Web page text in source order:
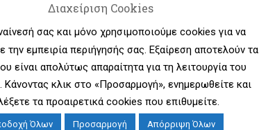
του λογισμικού τηε νέας ΕΒΔΑΦ. Ως εκ τούτου το
τις 13.00 έως και περίπου τις 17.30.
Διαχείριση Cookies
σας και μόνο χρησιμοποιούμε cookies για να
την εμπειρία περιήγησής σας. Εξαίρεση αποτελούν τα
είναι απολύτως απαραίτητα για τη λειτουργία του
Κάνοντας κλικ στο «Προσαρμογή», ενημερωθείτε και
τα προαιρετικά cookies που επιθυμείτε.
Όλων Προσαρμογή Απόρριψη Όλων